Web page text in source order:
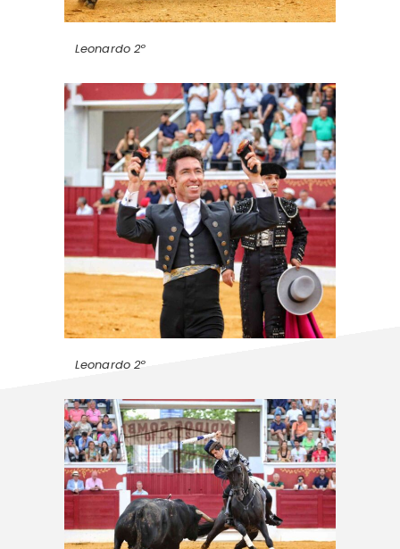
Leonardo 2º
Leonardo 2º